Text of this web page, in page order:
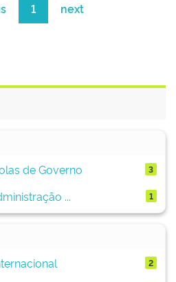
1 next
de Governo
3
... 1
2